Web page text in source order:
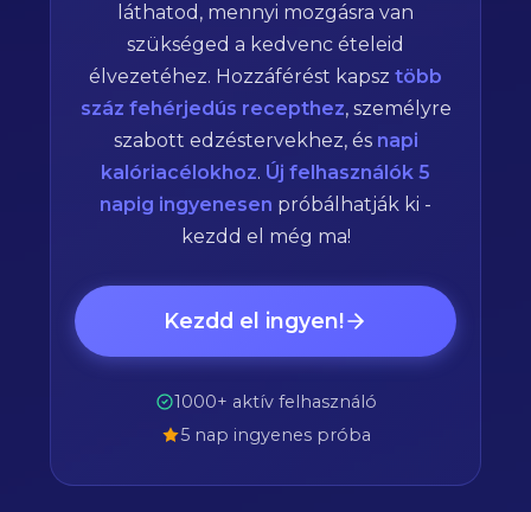
láthatod, mennyi mozgásra van
szükséged a kedvenc ételeid
élvezetéhez. Hozzáférést kapsz több
száz fehérjedús recepthez, személyre
szabott edzéstervekhez, és napi
kalóriacélokhoz. Új felhasználók 5
napig ingyenesen próbálhatják ki -
kezdd el még ma!
Kezdd el ingyen!
1000+ aktív felhasználó
5 nap ingyenes próba